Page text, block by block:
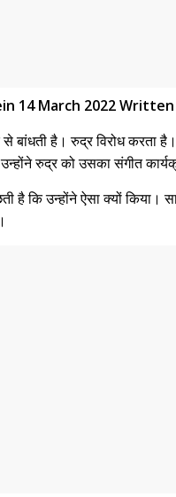
14 March 2022
से बांधती है। रुद्र विरोध
रुद्र को उसका संगीत
है कि उन्होंने ऐसा क्यों